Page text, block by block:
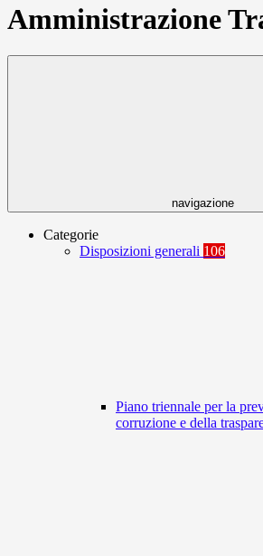
Amministrazione
navigazione
Categorie
Disposizioni generali 106
Piano triennale per la
corruzione e della